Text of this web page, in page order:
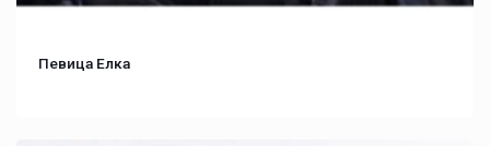
Певица Елка